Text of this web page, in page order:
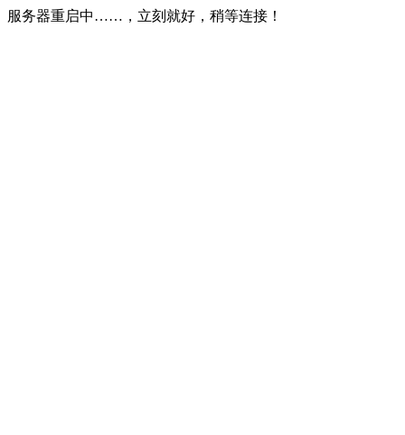
服务器重启中……，立刻就好，稍等连接！